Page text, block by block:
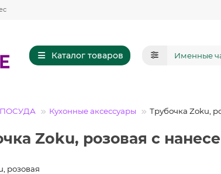
Каталог товаров
ПОСУДА Кухонные аксессуары Трубочка Zoku,
Zoku, розовая с
розовая